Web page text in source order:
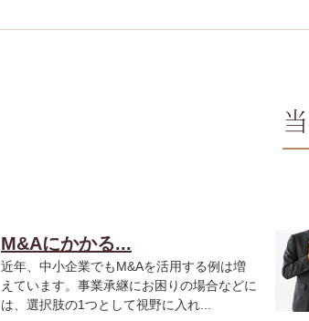
M&Aにかかる...
近年、中小企業でもM&Aを活用する例は増
えています。事業承継にお困りの場合などに
は、選択肢の1つとして視野に入れ...